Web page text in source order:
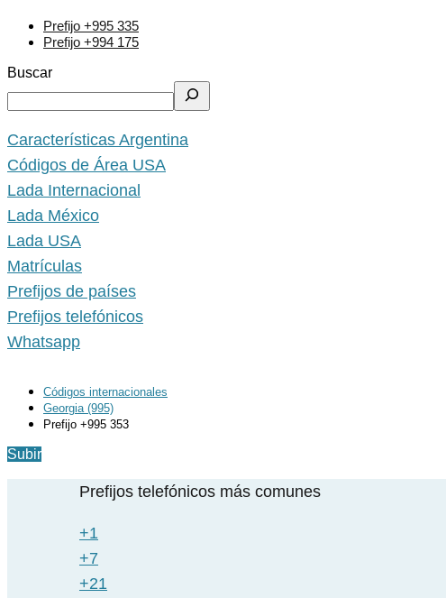
Prefijo +995 335
Prefijo +994 175
Buscar
Características Argentina
Códigos de Área USA
Lada Internacional
Lada México
Lada USA
Matrículas
Prefijos de países
Prefijos telefónicos
Whatsapp
Códigos internacionales
Georgia (995)
Prefijo +995 353
Subir
Prefijos telefónicos más comunes
+1
+7
+21